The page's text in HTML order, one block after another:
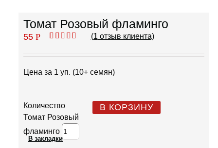
Томат Розовый фламинго
55 Р
основе
опроса
(1 отзыв клиента)
Цена за 1 уп. (10+ семян)
Количество
Томат Розовый
фламинго
В КОРЗИНУ
В закладки